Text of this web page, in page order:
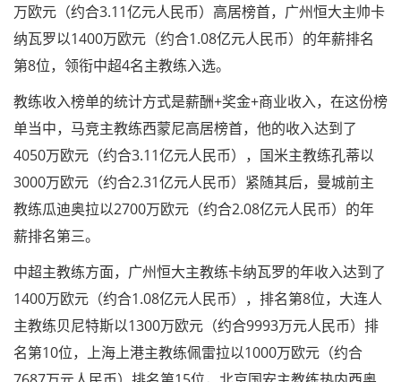
万欧元（约合3.11亿元人民币）高居榜首，广州恒大主帅卡
纳瓦罗以1400万欧元（约合1.08亿元人民币）的年薪排名
第8位，领衔中超4名主教练入选。
教练收入榜单的统计方式是薪酬+奖金+商业收入，在这份榜
单当中，马竞主教练西蒙尼高居榜首，他的收入达到了
4050万欧元（约合3.11亿元人民币），国米主教练孔蒂以
3000万欧元（约合2.31亿元人民币）紧随其后，曼城前主
教练瓜迪奥拉以2700万欧元（约合2.08亿元人民币）的年
薪排名第三。
中超主教练方面，广州恒大主教练卡纳瓦罗的年收入达到了
1400万欧元（约合1.08亿元人民币），排名第8位，大连人
主教练贝尼特斯以1300万欧元（约合9993万元人民币）排
名第10位，上海上港主教练佩雷拉以1000万欧元（约合